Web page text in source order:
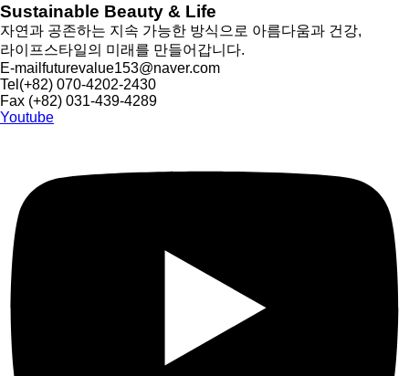
Sustainable Beauty & Life
자연과 공존하는 지속 가능한 방식으로 아름다움과 건강,
라이프스타일의 미래를 만들어갑니다.
E-mail futurevalue153@naver.com
Tel (+82) 070-4202-2430
Fax (+82) 031-439-4289
Youtube